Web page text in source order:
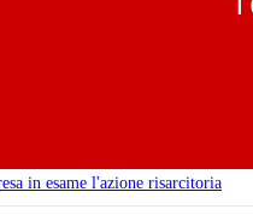
in esame l'azione risarcitoria